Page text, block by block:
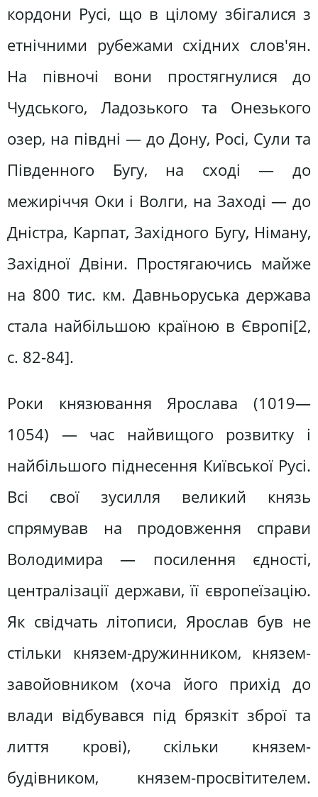
кордони Русі, що в цілому збігалися з
етнічними рубежами східних слов'ян.
На півночі вони простягнулися до
Чудського, Ладозького та Онезького
озер, на півдні — до Дону, Росі, Сули та
Південного Бугу, на сході — до
межиріччя Оки і Волги, на Заході — до
Дністра, Карпат, Західного Бугу, Німану,
Західної Двіни. Простягаючись майже
на 800 тис. км. Давньоруська держава
стала найбільшою країною в Європі[2,
c. 82-84].
Роки князювання Ярослава (1019—
1054) — час найвищого розвитку і
найбільшого піднесення Київської Русі.
Всі свої зусилля великий князь
спрямував на продовження справи
Володимира — посилення єдності,
централізації держави, її європеїзацію.
Як свідчать літописи, Ярослав був не
стільки князем-дружинником, князем-
завойовником (хоча його прихід до
влади відбувався під брязкіт зброї та
лиття крові), скільки князем-
будівником, князем-просвітителем.